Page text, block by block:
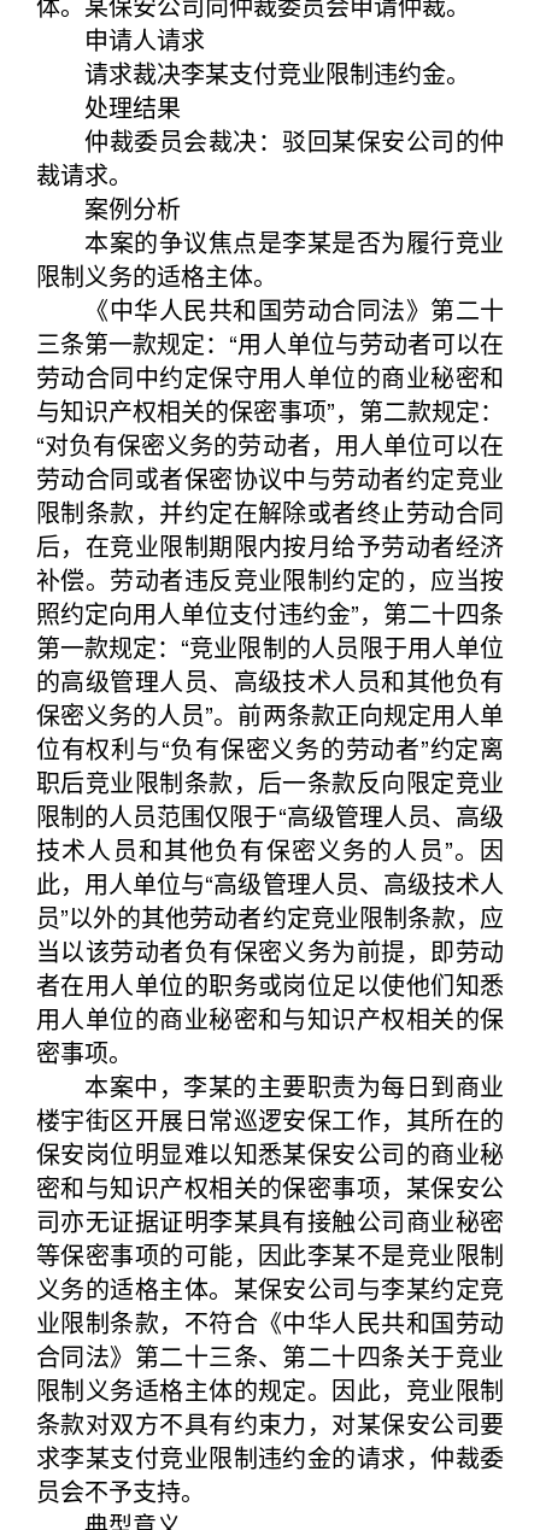
申请人请求
请求裁决李某支付竞业限制违约金。
处理结果
仲裁委员会裁决：驳回某保安公司的仲
裁请求。
案例分析
本案的争议焦点是李某是否为履行竞业
限制义务的适格主体。
《中华人民共和国劳动合同法》第二十
三条第一款规定：“用人单位与劳动者可以在
劳动合同中约定保守用人单位的商业秘密和
与知识产权相关的保密事项”，第二款规定：
“对负有保密义务的劳动者，用人单位可以在
劳动合同或者保密协议中与劳动者约定竞业
限制条款，并约定在解除或者终止劳动合同
后，在竞业限制期限内按月给予劳动者经济
补偿。劳动者违反竞业限制约定的，应当按
照约定向用人单位支付违约金”，第二十四条
第一款规定：“竞业限制的人员限于用人单位
的高级管理人员、高级技术人员和其他负有
保密义务的人员”。前两条款正向规定用人单
位有权利与“负有保密义务的劳动者”约定离
职后竞业限制条款，后一条款反向限定竞业
限制的人员范围仅限于“高级管理人员、高级
技术人员和其他负有保密义务的人员”。因
此，用人单位与“高级管理人员、高级技术人
员”以外的其他劳动者约定竞业限制条款，应
当以该劳动者负有保密义务为前提，即劳动
者在用人单位的职务或岗位足以使他们知悉
用人单位的商业秘密和与知识产权相关的保
密事项。
本案中，李某的主要职责为每日到商业
楼宇街区开展日常巡逻安保工作，其所在的
保安岗位明显难以知悉某保安公司的商业秘
密和与知识产权相关的保密事项，某保安公
司亦无证据证明李某具有接触公司商业秘密
等保密事项的可能，因此李某不是竞业限制
义务的适格主体。某保安公司与李某约定竞
业限制条款，不符合《中华人民共和国劳动
合同法》第二十三条、第二十四条关于竞业
限制义务适格主体的规定。因此，竞业限制
条款对双方不具有约束力，对某保安公司要
求李某支付竞业限制违约金的请求，仲裁委
员会不予支持。